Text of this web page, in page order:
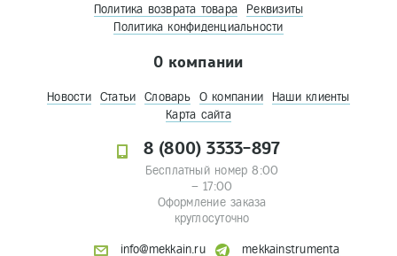
Политика возврата товара
Реквизиты
Политика конфиденциальности
О компании
Новости Статьи Словарь О компании
Наши клиенты
Карта сайта
8 (800) 3333-897
Бесплатный номер 8:00
– 17:00
Оформление заказа
круглосуточно
info@mekkain.ru
mekkainstrumenta